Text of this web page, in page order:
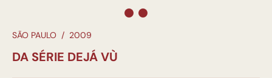
SÃO PAULO / 2009
DA SÉRIE DEJÁ VÙ